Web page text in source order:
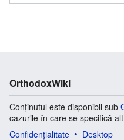
OrthodoxWiki
Conținutul este disponibil sub
cazurile în care se specifică
Confidențialitate
Desktop